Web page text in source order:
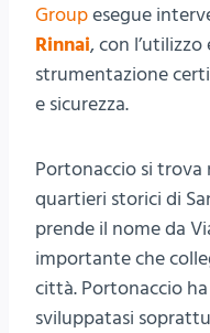
Groupesegue
Rinnai, con
strumentazione
e sicurezza.
Portonaccio si trova
quartieri storici di
prende il nome da
importante che
città. Portonaccio
sviluppatasi